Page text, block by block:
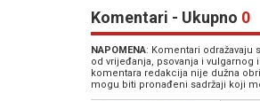
Komentari - Ukupno 0
NAPOMENA: Komentari odražavaju
od vrijeđanja, psovanja i vulgarnog
komentara redakcija nije dužna
mogu biti pronađeni sadržaji koji